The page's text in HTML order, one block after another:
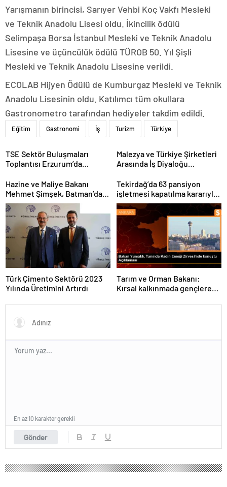
Yarışmanın birincisi, Sarıyer Vehbi Koç Vakfı Mesleki
ve Teknik Anadolu Lisesi oldu. İkincilik ödülü
Selimpaşa Borsa İstanbul Mesleki ve Teknik Anadolu
Lisesine ve üçüncülük ödülü TÜROB 50. Yıl Şişli
Mesleki ve Teknik Anadolu Lisesine verildi.
ECOLAB Hijyen Ödülü de Kumburgaz Mesleki ve Teknik
Anadolu Lisesinin oldu. Katılımcı tüm okullara
Gastronometro tarafından hediyeler takdim edildi.
Eğitim Gastronomi İş Turizm Türkiye
TSE Sektör Buluşmaları
Toplantısı Erzurum’da
Malezya ve Türkiye Şirketleri
Arasında İş Diyaloğu
Hazine ve Maliye Bakanı
Mehmet Şimşek, Batman’da
medikal malzeme üretimi
yapacak bir fabrikanın
açılışını gerçekleştirdi
Tekirdağ’da 63 pansiyon
işletmesi kapatılma kararıyla
karşı karşıya
Türk Çimento Sektörü 2023
Yılında Üretimini Artırdı
Tarım ve Orman Bakanı:
Kırsal kalkınmada gençlere
yapıyoruz
Gönder
En az 10 karakter gerekli